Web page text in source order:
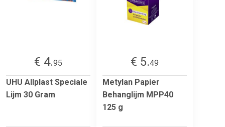
€ 4.95
UHU Allplast Speciale
Lijm 30 Gram
€ 5.49
Metylan Papier
Behanglijm MPP40
125 g